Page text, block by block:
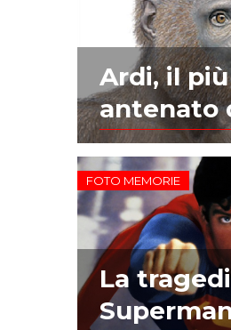
Ardi, il
antenato
FOTO MEMORIE
La